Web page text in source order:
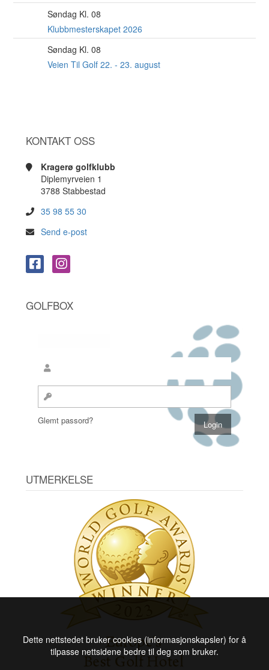
Søndag Kl. 08
Klubbmesterskapet 2026
Søndag Kl. 08
Veien Til Golf 22. - 23. august
KONTAKT OSS
Kragerø golfklubb
Diplemyrveien 1
3788 Stabbestad
35 98 55 30
Send e-post
GOLFBOX
Glemt passord?
UTMERKELSE
Dette nettstedet bruker cookies (informasjonskapsler) for å
tilpasse nettsidene bedre til deg som bruker.